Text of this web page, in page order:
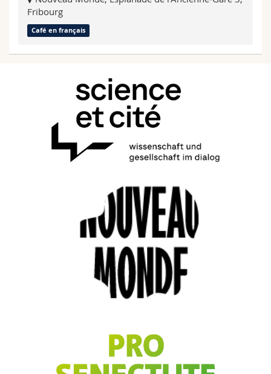
Fribourg
Café en français